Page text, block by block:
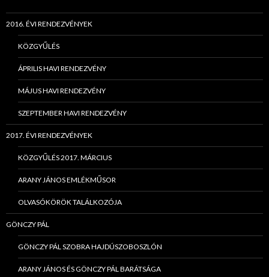
2016. ÉVI RENDEZVÉNYEK
KÖZGYŰLÉS
ÁPRILIS HAVI RENDEZVÉNY
MÁJUS HAVI RENDEZVÉNY
SZEPTEMBER HAVI RENDEZVÉNY
2017. ÉVI RENDEZVÉNYEK
KÖZGYŰLÉS 2017. MÁRCIUS
ARANY JÁNOS EMLÉKMŰSOR
OLVASÓKÖRÖK TALÁLKOZÓJA
GÖNCZY PÁL
GÖNCZY PÁL SZOBRA HAJDÚSZOBOSZLÓN
ARANY JÁNOS ÉS GÖNCZY PÁL BARÁTSÁGA